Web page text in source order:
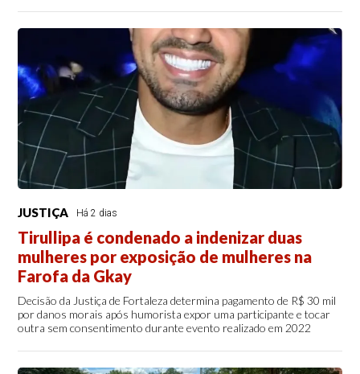
JUSTIÇA Há 2 dias
Tirullipa é condenado a indenizar duas
mulheres por exposição de mulheres na
Farofa da Gkay
Decisão da Justiça de Fortaleza determina pagamento de R$ 30 mil
por danos morais após humorista expor uma participante e tocar
outra sem consentimento durante evento realizado em 2022